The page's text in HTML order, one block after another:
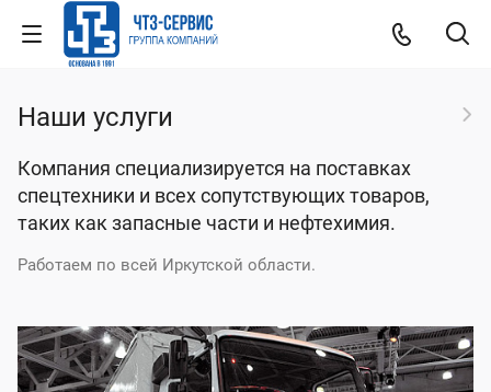
Наши услуги
Компания специализируется на поставках
спецтехники и всех сопутствующих товаров,
таких как запасные части и нефтехимия.
Работаем по всей Иркутской области.